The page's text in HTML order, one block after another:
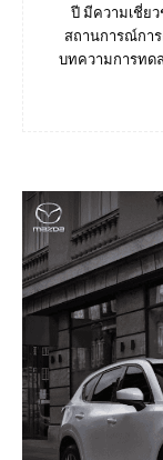
ปี มีความเชี่ยว
สถานการณ์กา
บทความการทด